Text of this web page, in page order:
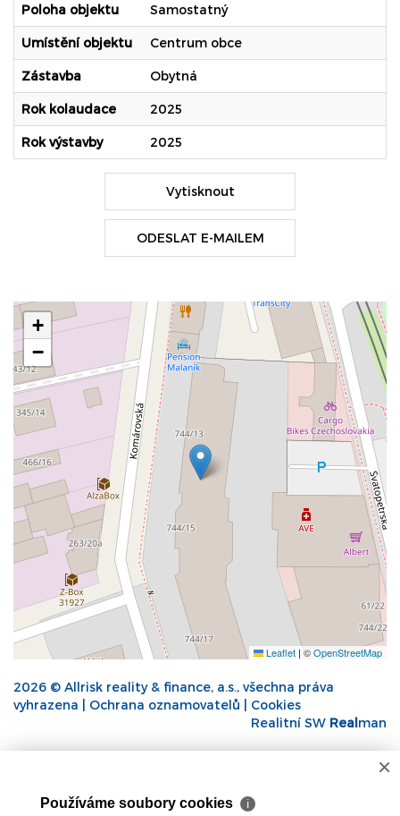
Poloha objektu Samostatný
Umístění objektu Centrum obce
Zástavba Obytná
Rok kolaudace 2025
Rok výstavby 2025
Vytisknout
ODESLAT E-MAILEM
+
−
Leaflet | ©OpenStreetMap
2026 © Allrisk reality & finance, a.s., všechna práva
vyhrazena | Ochrana oznamovatelů
Cookies
Realitní SW Realman
×
Používáme soubory cookies ℹ